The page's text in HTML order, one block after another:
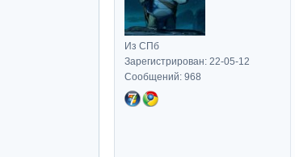
Из СПб
Зарегистрирован: 22-05-12
Сообщений: 968